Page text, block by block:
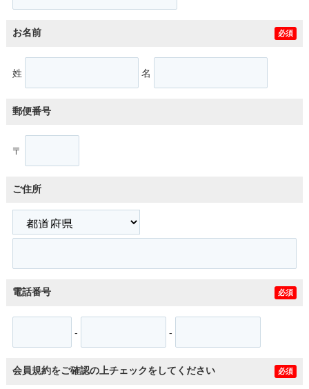
お名前 必須
姓 名
郵便番号
〒
ご住所
電話番号 必須
- -
会員規約をご確認の上チェックをしてください 必須